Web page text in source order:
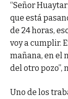
“Señor
que está
de 24 horas,
voy a cumplir.
mañana, en el
del otro
Uno de los